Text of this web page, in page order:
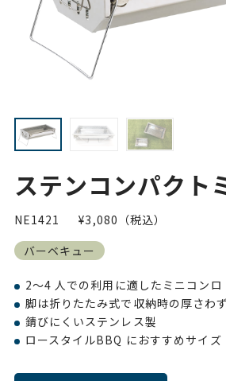
ステンコンパクト
NE1421
¥3,080（税込）
バーベキュー
2～4 人での利用に適したミニコンロ
脚は折りたたみ式で収納時の厚さわ
錆びにくいステンレス製
ロースタイルBBQ におすすめサイズ